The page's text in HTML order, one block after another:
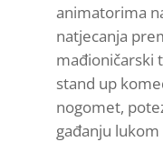
animatorima
natjecanja
mađioničarski
stand up
nogomet,
gađanju